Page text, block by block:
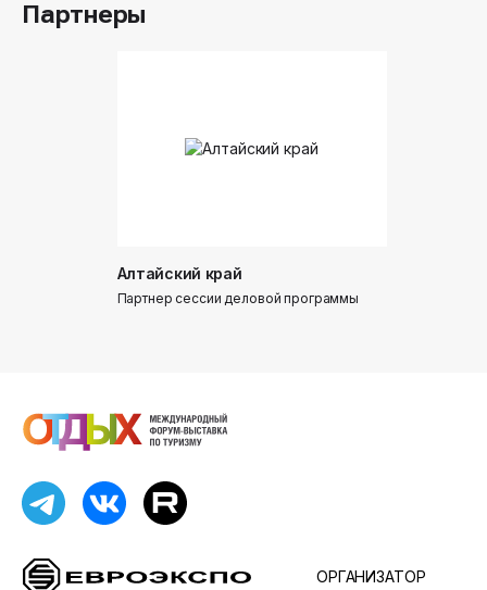
Партнеры
Алтайский край
Партнер сессии деловой программы
ОРГАНИЗАТОР